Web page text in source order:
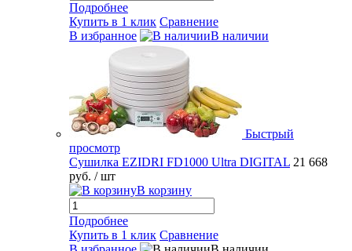
Подробнее
Купить в 1 клик Сравнение
В избранное
В наличии
Быстрый
просмотр
Сушилка EZIDRI FD1000 Ultra DIGITAL 21 668
руб. / шт
В корзину
Подробнее
Купить в 1 клик Сравнение